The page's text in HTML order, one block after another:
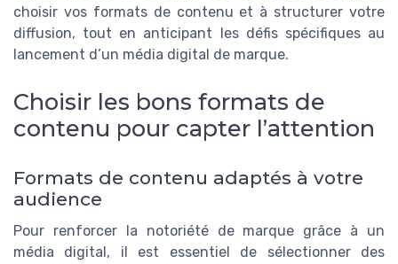
choisir vos formats de contenu et à structurer votre
diffusion, tout en anticipant les défis spécifiques au
lancement d’un média digital de marque.
Choisir les bons formats de
contenu pour capter l’attention
Formats de contenu adaptés à votre
audience
Pour renforcer la notoriété de marque grâce à un
média digital, il est essentiel de sélectionner des